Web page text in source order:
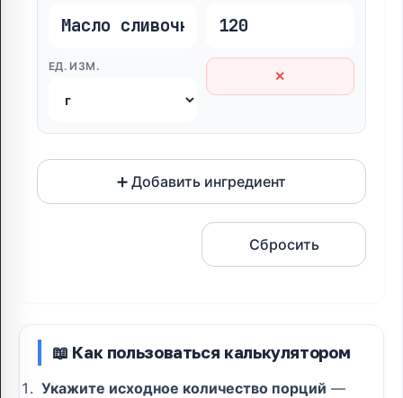
ЕД. ИЗМ.
✕
➕ Добавить ингредиент
Сбросить
📖 Как пользоваться калькулятором
Укажите исходное количество порций —